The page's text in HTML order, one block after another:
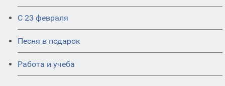
С 23 февраля
Песня в подарок
Работа и учеба